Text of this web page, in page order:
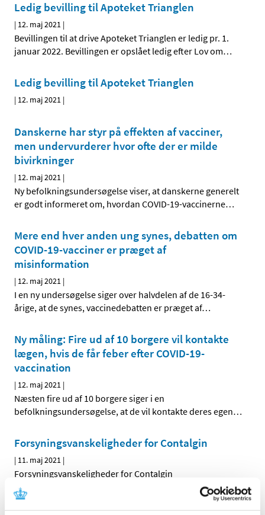
Ledig bevilling til Apoteket Trianglen
| 12. maj 2021 |
Bevillingen til at drive Apoteket Trianglen er ledig pr. 1.
januar 2022. Bevillingen er opslået ledig efter Lov om…
Ledig bevilling til Apoteket Trianglen
| 12. maj 2021 |
Danskerne har styr på effekten af vacciner,
men undervurderer hvor ofte der er milde
bivirkninger
| 12. maj 2021 |
Ny befolkningsundersøgelse viser, at danskerne generelt
er godt informeret om, hvordan COVID-19-vaccinerne…
Mere end hver anden ung synes, debatten om
COVID-19-vacciner er præget af
misinformation
| 12. maj 2021 |
I en ny undersøgelse siger over halvdelen af de 16-34-
årige, at de synes, vaccinedebatten er præget af…
Ny måling: Fire ud af 10 borgere vil kontakte
lægen, hvis de får feber efter COVID-19-
vaccination
| 12. maj 2021 |
Næsten fire ud af 10 borgere siger i en
befolkningsundersøgelse, at de vil kontakte deres egen…
Forsyningsvanskeligheder for Contalgin
| 11. maj 2021 |
Forsyningsvanskeligheder for Contalgin
Xofluza får ikke generelt klausuleret tilskud